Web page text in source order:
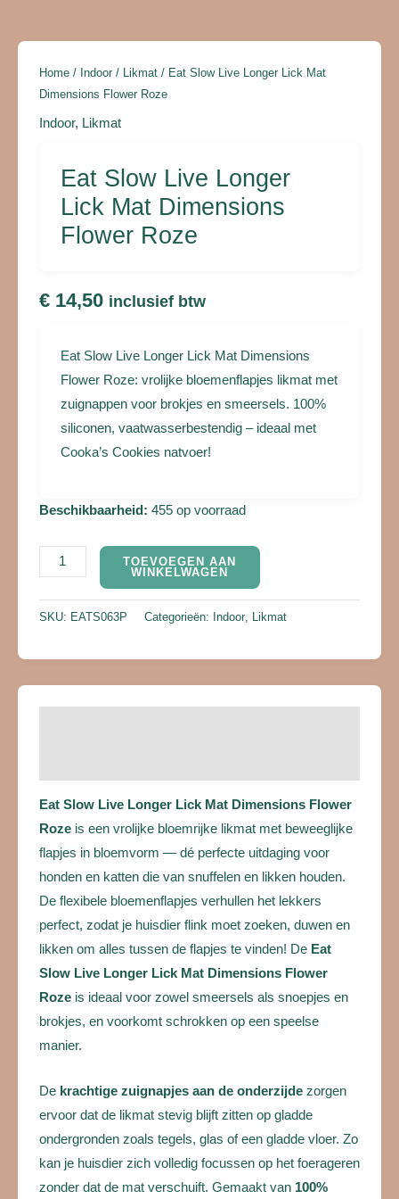
Home / Indoor / Likmat / Eat Slow Live Longer Lick Mat
Dimensions Flower Roze
Indoor, Likmat
Eat Slow Live Longer
Lick Mat Dimensions
Flower Roze
€ 14,50 inclusief btw
Eat Slow Live Longer Lick Mat Dimensions
Flower Roze: vrolijke bloemenflapjes likmat met
zuignappen voor brokjes en smeersels. 100%
siliconen, vaatwasserbestendig – ideaal met
Cooka’s Cookies natvoer!
Beschikbaarheid: 455 op voorraad
aantal
TOEVOEGEN AAN
WINKELWAGEN
SKU: EATS063P Categorieën: Indoor, Likmat
Eat Slow Live Longer Lick Mat Dimensions Flower
Roze is een vrolijke bloemrijke likmat met beweeglijke
flapjes in bloemvorm — dé perfecte uitdaging voor
honden en katten die van snuffelen en likken houden.
De flexibele bloemenflapjes verhullen het lekkers
perfect, zodat je huisdier flink moet zoeken, duwen en
likken om alles tussen de flapjes te vinden! De Eat
Slow Live Longer Lick Mat Dimensions Flower
Roze is ideaal voor zowel smeersels als snoepjes en
brokjes, en voorkomt schrokken op een speelse
manier.
De krachtige zuignapjes aan de onderzijde zorgen
ervoor dat de likmat stevig blijft zitten op gladde
ondergronden zoals tegels, glas of een gladde vloer. Zo
kan je huisdier zich volledig focussen op het foerageren
zonder dat de mat verschuift. Gemaakt van 100%